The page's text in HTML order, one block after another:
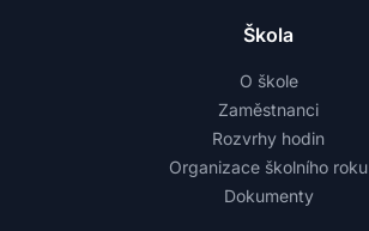
Škola
O škole
Zaměstnanci
Rozvrhy hodin
Organizace školního roku
Dokumenty